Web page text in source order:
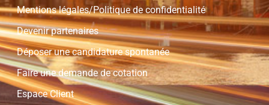
Mentions légales/Politique de confidentialité
Devenir partenaires
Déposer une candidature spontanée
Faire une demande de cotation
Espace Client